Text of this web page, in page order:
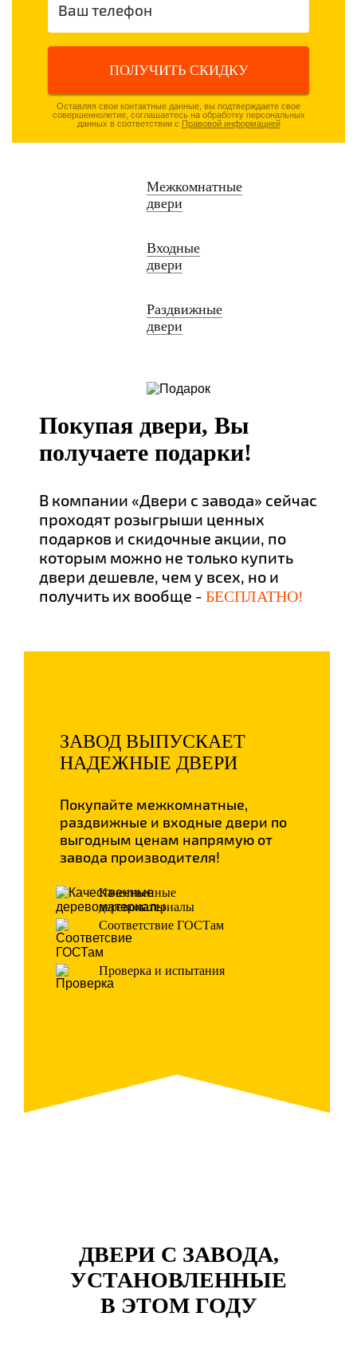
ПОЛУЧИТЬ СКИДКУ
Оставляя свои контактные данные, вы подтверждаете свое
совершеннолетие, соглашаетесь на обработку персональных
данных в соответствии с Правовой информацией
Межкомнатные
двери
Входные
двери
Раздвижные
двери
Покупая двери, Вы
получаете подарки!
В компании «Двери с завода» сейчас
проходят розыгрыши ценных
подарков и скидочные акции, по
которым можно не только купить
двери дешевле, чем у всех, но и
получить их вообще -БЕСПЛАТНО!
ЗАВОД ВЫПУСКАЕТ
НАДЕЖНЫЕ ДВЕРИ
Покупайте межкомнатные,
раздвижные и входные двери по
выгодным ценам напрямую от
завода производителя!
Качественные
деревоматериалы
Соответствие ГОСТам
Проверка и испытания
ДВЕРИ С ЗАВОДА,
УСТАНОВЛЕННЫЕ
В ЭТОМ ГОДУ